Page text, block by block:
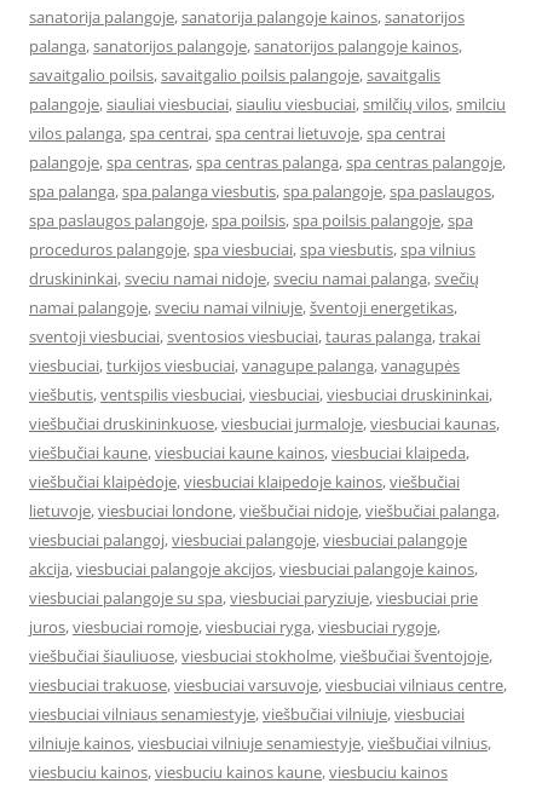
sanatorija palangoje,sanatorija palangoje kainos,sanatorijos
palanga,sanatorijos palangoje,sanatorijos palangoje kainos,
savaitgalio poilsis,savaitgalio poilsis palangoje,savaitgalis
palangoje,siauliai viesbuciai,siauliu viesbuciai,smilčių vilos,smilciu
vilos palanga,spa centrai,spa centrai lietuvoje,spa centrai
palangoje,spa centras,spa centras palanga,spa centras palangoje,
spa palanga,spa palanga viesbutis,spa palangoje,spa paslaugos,
spa paslaugos palangoje,spa poilsis,spa poilsis palangoje,spa
proceduros palangoje,spa viesbuciai,spa viesbutis,spa vilnius
druskininkai,sveciu namai nidoje,sveciu namai palanga,svečių
namai palangoje,sveciu namai vilniuje,šventoji energetikas,
sventoji viesbuciai,sventosios viesbuciai,tauras palanga,trakai
viesbuciai,turkijos viesbuciai,vanagupe palanga,vanagupės
viešbutis,ventspilis viesbuciai,viesbuciai,viesbuciai druskininkai,
viešbučiai druskininkuose,viesbuciai jurmaloje,viesbuciai kaunas,
viešbučiai kaune,viesbuciai kaune kainos,viesbuciai klaipeda,
viešbučiai klaipėdoje,viesbuciai klaipedoje kainos,viešbučiai
lietuvoje,viesbuciai londone,viešbučiai nidoje,viešbučiai palanga,
viesbuciai palangoj,viesbuciai palangoje,viesbuciai palangoje
akcija,viesbuciai palangoje akcijos,viesbuciai palangoje kainos,
viesbuciai palangoje su spa,viesbuciai paryziuje,viesbuciai prie
juros,viesbuciai romoje,viesbuciai ryga,viesbuciai rygoje,
viešbučiai šiauliuose,viesbuciai stokholme,viešbučiai šventojoje,
viesbuciai trakuose,viesbuciai varsuvoje,viesbuciai vilniaus centre,
viesbuciai vilniaus senamiestyje,viešbučiai vilniuje,viesbuciai
vilniuje kainos,viesbuciai vilniuje senamiestyje,viešbučiai vilnius,
viesbuciu kainos,viesbuciu kainos kaune,viesbuciu kainos